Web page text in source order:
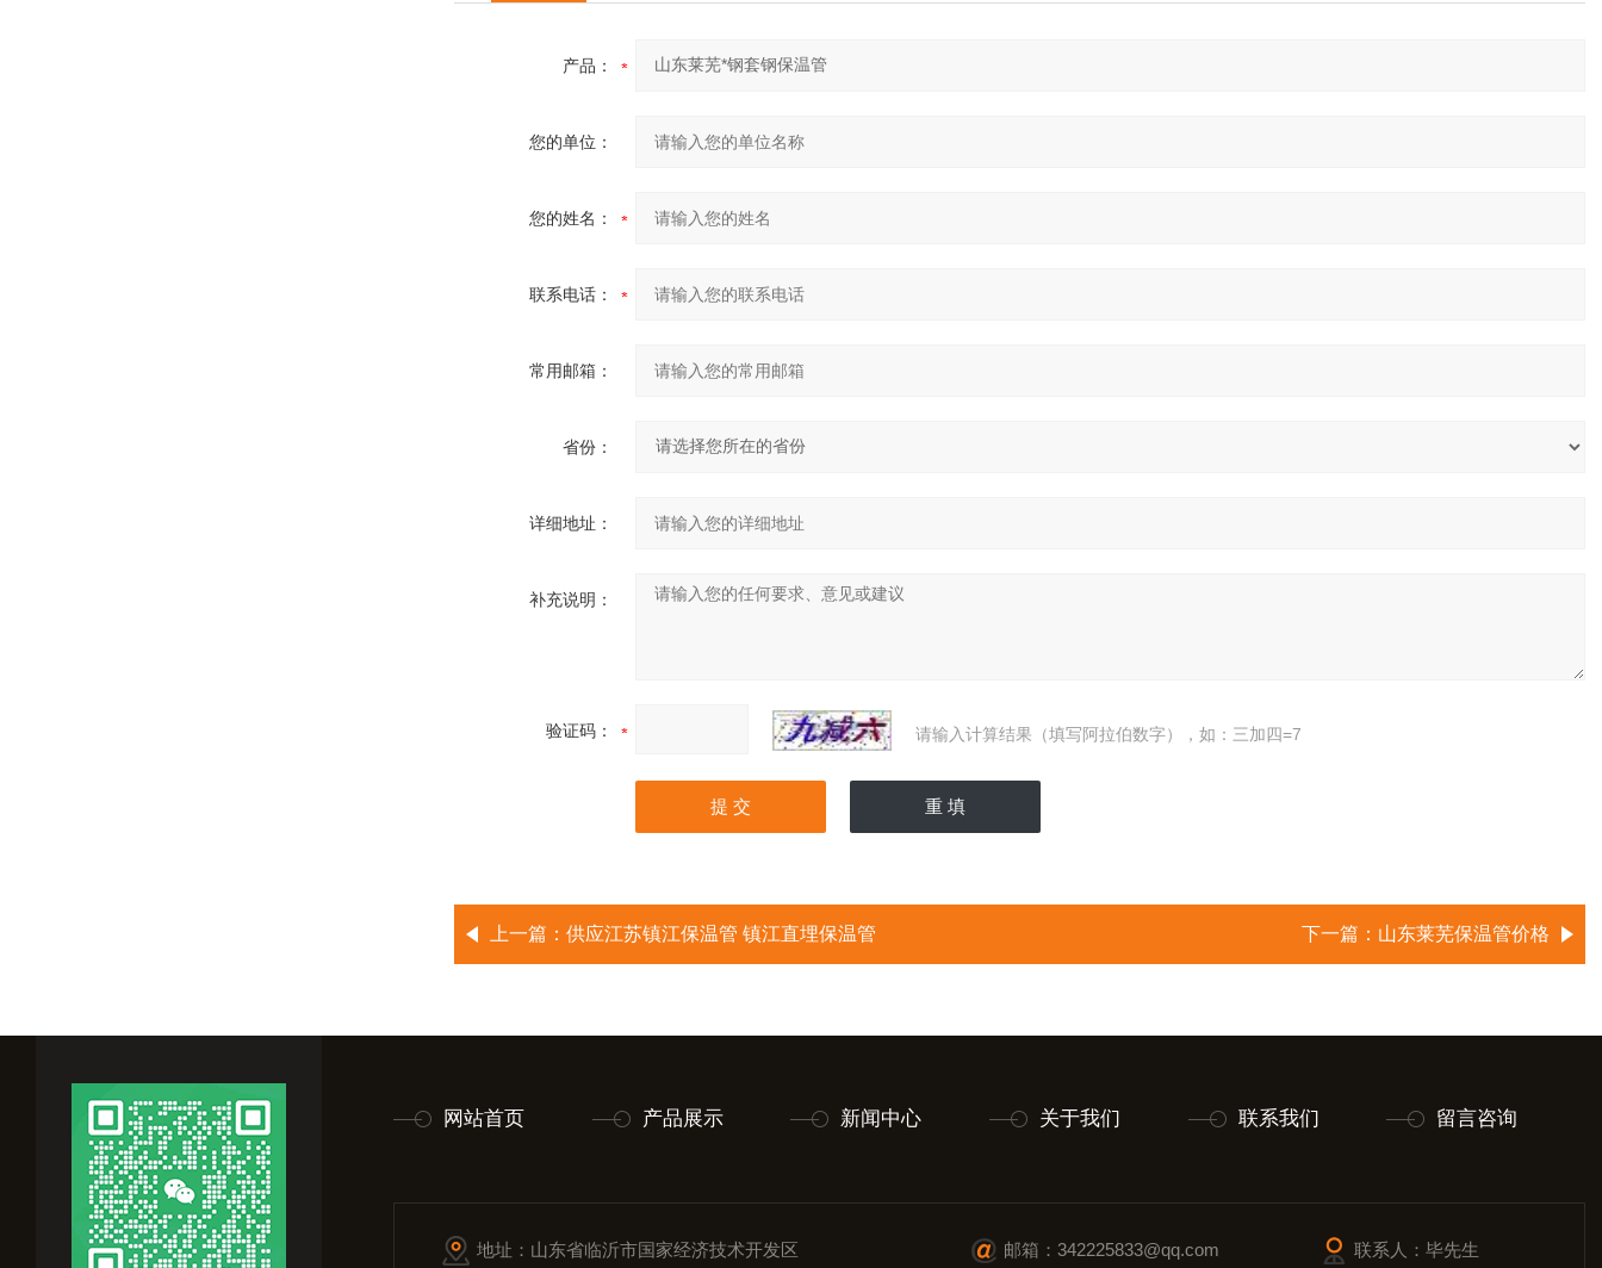
产品：
您的单位：
您的姓名：
联系电话：
常用邮箱：
省份：
详细地址：
补充说明：
验证码： 请输入计算结果（填写阿拉伯数字），如：三加四=7
上一篇： 供应江苏镇江保温管 镇江直埋保温管 下一篇： 山东莱芜保温管价格
网站首页 产品展示 新闻中心 关于我们 联系我们 留言咨询
地址：山东省临沂市国家经济技术开发区 邮箱：342225833@qq.com 联系人：毕先生